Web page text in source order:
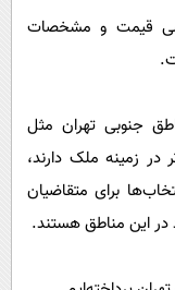
قیمت و مشخصات
جنوبی تهران مثل
زمینه ملک دارند،
برای متقاضیان
این مناطق هستند.